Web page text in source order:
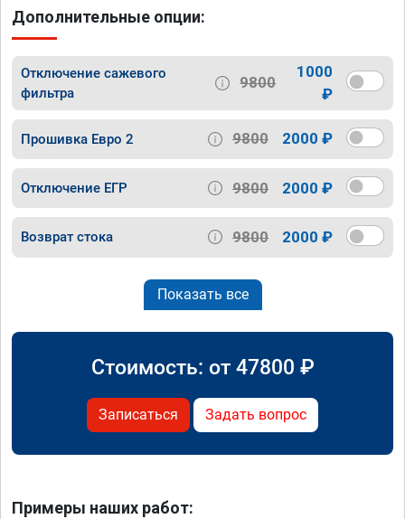
Дополнительные опции:
Отключение сажевого
фильтра
9800
1000
₽
Прошивка Евро 2 9800 2000 ₽
Отключение ЕГР 9800 2000 ₽
Возврат стока 9800 2000 ₽
Показать все
Стоимость: от 47800 ₽
Записаться Задать вопрос
Примеры наших работ: